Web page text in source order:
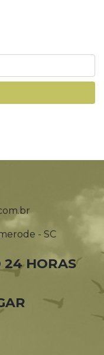
- SC
24 HORAS